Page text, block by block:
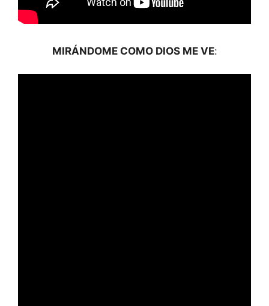
MIRÁNDOME COMO DIOS ME VE: